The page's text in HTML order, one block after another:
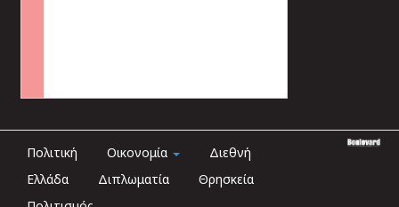
Πολιτική Οικονομία
Διεθνή
Ελλάδα
Διπλωματία
Θρησκεία